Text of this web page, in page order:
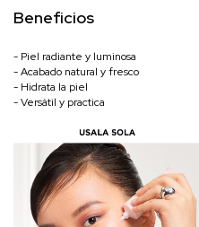
Beneficios
- Piel radiante y luminosa
- Acabado natural y fresco
- Hidrata la piel
- Versátil y practica